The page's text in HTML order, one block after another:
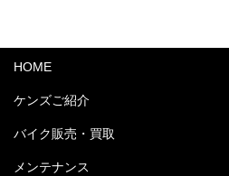
HOME
ケンズご紹介
バイク販売・買取
メンテナンス